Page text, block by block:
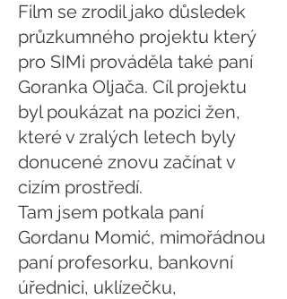
Film se zrodil jako důsledek
průzkumného projektu který
pro SIMi prováděla také paní
Goranka Oljača. Cíl projektu
byl poukázat na pozici žen,
které v zralých letech byly
donucené znovu začínat v
cizím prostředí.
Tam jsem potkala paní
Gordanu Momić, mimořádnou
paní profesorku, bankovní
úřednici, uklízečku,